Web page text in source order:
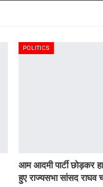
POLITICS
आम आदमी पार्टी छोड़कर
हुए राज्यसभा सांसद राघव